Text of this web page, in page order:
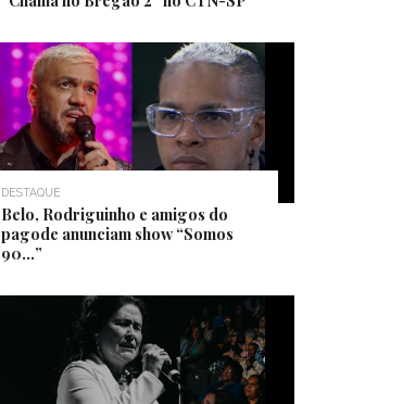
DESTAQUE
Belo, Rodriguinho e amigos do
pagode anunciam show “Somos
90…”